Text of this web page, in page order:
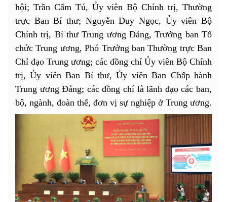
hội; Trần Cẩm Tú, Ủy viên Bộ Chính trị, Thường
trực Ban Bí thư; Nguyễn Duy Ngọc, Ủy viên Bộ
Chính trị, Bí thư Trung ương Đảng, Trưởng ban Tổ
chức Trung ương, Phó Trưởng ban Thường trực Ban
Chỉ đạo Trung ương; các đồng chí Ủy viên Bộ Chính
trị, Ủy viên Ban Bí thư, Ủy viên Ban Chấp hành
Trung ương Đảng; các đồng chí là lãnh đạo các ban,
bộ, ngành, đoàn thể, đơn vị sự nghiệp ở Trung ương.